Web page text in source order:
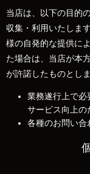
当店は、以下の目的
収集・利用いたしま
様の自発的な提供に
た場合は、当店が本
が許諾したものとしま
業務遂行上で必
サービス向上の
各種のお問い合